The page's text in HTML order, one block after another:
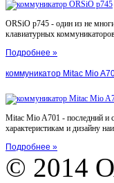
ORSiO p745 - один из не
клавиатурных коммуникаторов
Подробнее »
коммуникатор Mitac Mio
Mitac Mio A701 - последний и
характеристикам и дизайну
Подробнее »
© 2014